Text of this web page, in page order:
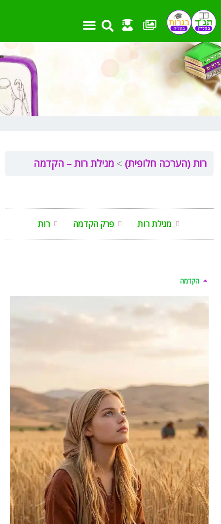
לתוכן
רות (הערכה חלופית) מגילת רות – הקדמה
מגילת רות פרק הקדמה רות
הקדמה